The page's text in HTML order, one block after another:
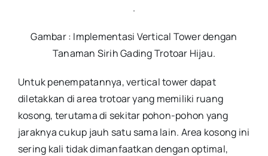
.
Gambar : Implementasi Vertical Tower dengan
Tanaman Sirih Gading Trotoar Hijau.
Untuk penempatannya, vertical tower dapat
diletakkan di area trotoar yang memiliki ruang
kosong, terutama di sekitar pohon-pohon yang
jaraknya cukup jauh satu sama lain. Area kosong ini
sering kali tidak dimanfaatkan dengan optimal,